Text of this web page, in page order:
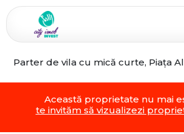
Parter de vila cu mică curte, Piața
Această proprietate nu mai
te invităm să vizualizezi